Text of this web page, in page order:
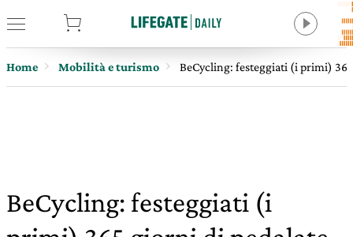
Home Mobilità e turismo BeCycling: festeggiati (i primi)
BeCycling: festeggiati (i